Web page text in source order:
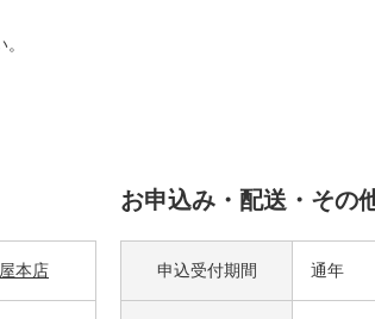
本店
お申込み・配送・その
申込受付期間 通年